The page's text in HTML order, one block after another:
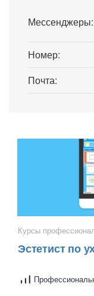
Мессенджеры:
Номер:
Почта:
Курсы
Эстетист по